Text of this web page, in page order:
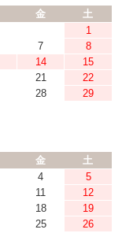
金
土
1
7
8
14
15
21
22
28
29
金
土
4
5
11
12
18
19
25
26